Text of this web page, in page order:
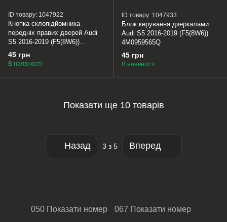
ID товару: 1047922
Кнопка склопідйомника
передніх правих дверей Audi
S5 2016-2019 (F5(8W6))
4M09598555PR
45 грн
В наявності
ID товару: 1047933
Блок керування дзеркалами
Audi S5 2016-2019 (F5(8W6))
4M0959565Q
45 грн
В наявності
Показати ще 10 товарів
Назад 3 з 5 Вперед
050 Показати номер
067 Показати номер